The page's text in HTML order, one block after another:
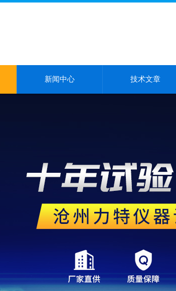
新闻中心 技术文章